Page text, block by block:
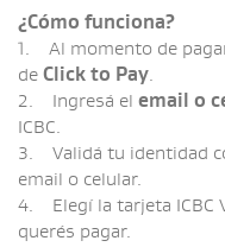
¿Cómo funciona?
1. Al momento de
de Click to Pay
2. Ingresá el email o
ICBC.
3. Validá tu identidad
email o celular.
4. Elegí la tarjeta ICBC
querés pagar.